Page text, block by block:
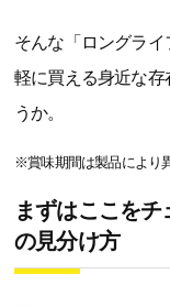
そんな「ロングラ
軽に買える身近な存
うか。
※賞味期間は製品により
まずはここをチ
の見分け方